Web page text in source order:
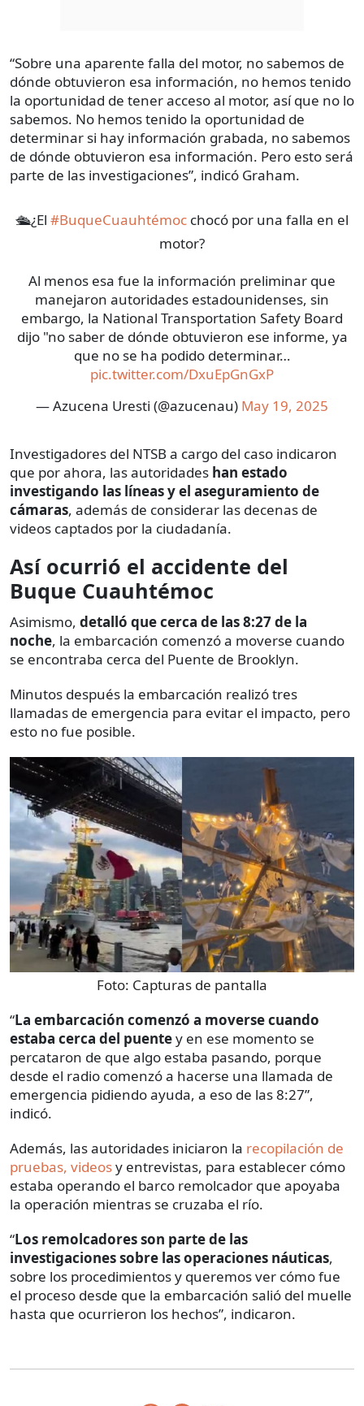
“Sobre una aparente falla del motor, no sabemos de
dónde obtuvieron esa información, no hemos tenido
la oportunidad de tener acceso al motor, así que no lo
sabemos. No hemos tenido la oportunidad de
determinar si hay información grabada, no sabemos
de dónde obtuvieron esa información. Pero esto será
parte de las investigaciones”, indicó Graham.
🛳️¿El #BuqueCuauhtémoc chocó por una falla en el
motor?
Al menos esa fue la información preliminar que
manejaron autoridades estadounidenses, sin
embargo, la National Transportation Safety Board
dijo "no saber de dónde obtuvieron ese informe, ya
que no se ha podido determinar…
pic.twitter.com/DxuEpGnGxP
— Azucena Uresti (@azucenau) May 19, 2025
Investigadores del NTSB a cargo del caso indicaron
que por ahora, las autoridades han estado
investigando las líneas y el aseguramiento de
cámaras, además de considerar las decenas de
videos captados por la ciudadanía.
Así ocurrió el accidente del
Buque Cuauhtémoc
Asimismo, detalló que cerca de las 8:27 de la
noche, la embarcación comenzó a moverse cuando
se encontraba cerca del Puente de Brooklyn.
Minutos después la embarcación realizó tres
llamadas de emergencia para evitar el impacto, pero
esto no fue posible.
Foto: Capturas de pantalla
“La embarcación comenzó a moverse cuando
estaba cerca del puentey en ese momento se
percataron de que algo estaba pasando, porque
desde el radio comenzó a hacerse una llamada de
emergencia pidiendo ayuda, a eso de las 8:27”,
indicó.
Además, las autoridades iniciaron la recopilación de
pruebas, videosy entrevistas, para establecer cómo
estaba operando el barco remolcador que apoyaba
la operación mientras se cruzaba el río.
“Los remolcadores son parte de las
investigaciones sobre las operaciones náuticas,
sobre los procedimientos y queremos ver cómo fue
el proceso desde que la embarcación salió del muelle
hasta que ocurrieron los hechos”, indicaron.